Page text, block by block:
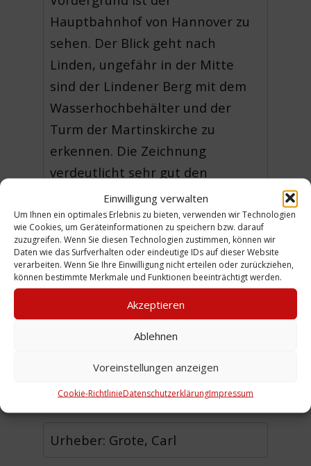
Einwilligung verwalten
Um Ihnen ein optimales Erlebnis zu bieten, verwenden wir Technologien
wie Cookies, um Geräteinformationen zu speichern bzw. darauf
zuzugreifen. Wenn Sie diesen Technologien zustimmen, können wir
Daten wie das Surfverhalten oder eindeutige IDs auf dieser Website
verarbeiten. Wenn Sie Ihre Einwilligung nicht erteilen oder zurückziehen,
können bestimmte Merkmale und Funktionen beeinträchtigt werden.
Akzeptieren
Ablehnen
Voreinstellungen anzeigen
Cookie-RichtlinieDatenschutzerklärungImpressum
Hauptbahnhof von Hannover zu
sehen. Der Blick geht nach
Linden, ungefähr in der Mitte
sind der Lindener Berg mit dem
Wasserhochbehälter und der
Turm der Martinskirche zu
erkennen. Die Zeichnung
verdeutlicht sehr gut den
Gegensatz zwischen der
Provinzhauptstadt Hannover und
der Lindener Industrielandschaft
mit den rauchenden
Schornsteinen.
Es handelt sich um einen
Ausschnitt, der als Kopie vorlag.
Urheber: Grote, Carl